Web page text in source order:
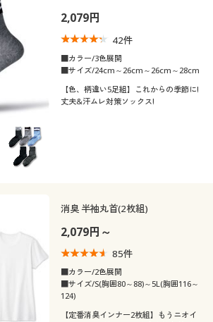
2,079円
42件
■カラー/3色展開
■サイズ/24cm～26cm～26cm～28cm
【色、柄違い5足組】これからの季節に!
丈夫&汗ムレ対策ソックス!
消臭 半袖丸首(2枚組)
2,079円～
85件
■カラー/2色展開
■サイズ/S(胸囲80～88)～5L(胸囲116～
124)
【定番消臭インナー2枚組】もうニオイ